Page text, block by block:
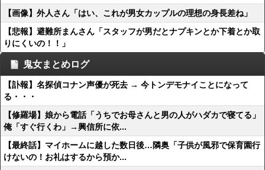
【画像】外人さん「はい、これが男女カップルの理想の身長差ね」
【悲報】避難所まんさん「スタッフが男だとナプキンとか下着とか取
りにくいの！！」
鬼女まとめログ
【訃報】名探偵コナン声優が死去 → 今トンデモナイことになって
る・・・
【修羅場】娘から電話「うちでお母さんと男の人がハダカで寝てる」
俺「すぐ行くわ」→興信所に依...
【最終話】マイホームに越した数日後…隣奥「子供が風邪で保育園行
けないの！お礼はするから預か...